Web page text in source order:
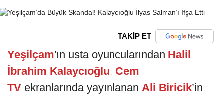
TAKİP ET
Yeşilçam’ın usta oyuncularından Halil
İbrahim Kalaycıoğlu, Cem
TV ekranlarında yayınlanan Ali Biricik’in